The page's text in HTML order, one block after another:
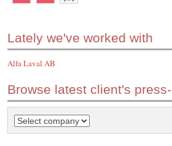
Lately we've worked with
Alfa Laval AB
Browse latest client's